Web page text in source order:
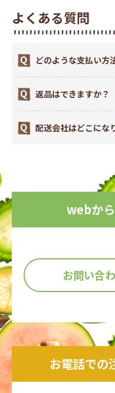
2023.11.13
3Dセキュア2.0導入のお
り安全に安心して当サイ
証サービス(3Dセキュア
せいたします。
よくある質問
どのような支払い方
返品はできますか？
配送会社はどこにな
webか
お問い合
お電話での